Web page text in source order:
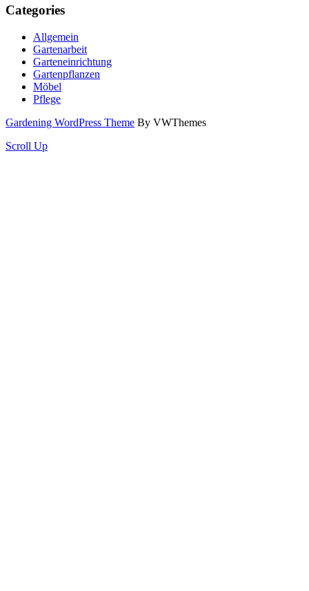
Categories
Allgemein
Gartenarbeit
Garteneinrichtung
Gartenpflanzen
Möbel
Pflege
Gardening WordPress Theme By VWThemes
Scroll Up